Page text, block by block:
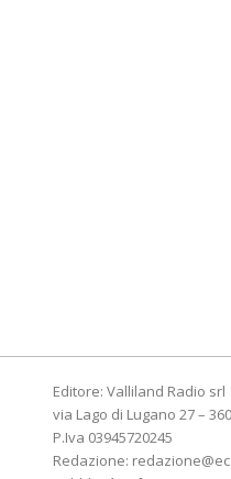
Editore: Valliland Radio srl
via Lago di Lugano 27 –
P.Iva 03945720245
Redazione: